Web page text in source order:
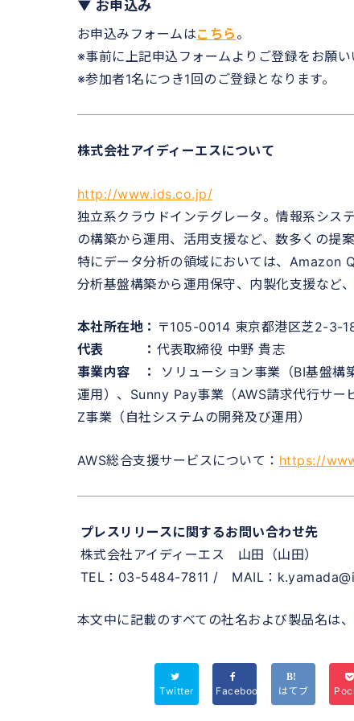
▼ お申込み
お申込みフォームはこちら 。
※事前に上記申込フォームよりご登録をお願い
※参加者1名につき1回のご登録となります。
株式会社アイディーエスについて
http://www.ids.co.jp/
独立系クラウドインテグレータ。情報系シス
の構築から運用、活用支援など、数多くの提
特にデータ分析の領域においては、
分析基盤構築から運用保守、内製化支援など
本社所在地： 〒105-0014 東京都港区芝2-3-
代表 ： 代表取締役 中野 貴志
事業内容 ：
ソリューション事業（BI基盤構
運用）、Sunny Pay事業（AWS請求代行サー
Z事業（自社システムの開発及び運用）
AWS総合支援サービスについて： https://
プレスリリースに関するお問い合わせ先
株式会社アイディーエス 山田（山田）
TEL：03-5484-7811 / MAIL：
本文中に記載のすべての社名および製品名は、
Twitter Facebook はてブ